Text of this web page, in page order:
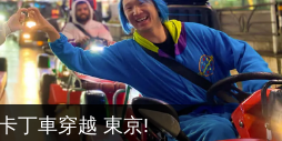
東京秋葉原#1
東京澀谷
東京灣
大阪
丁車穿越 東京!